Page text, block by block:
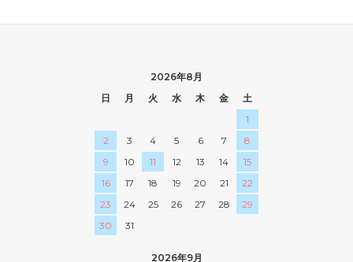
2026年8月
日
月 火 水 木 金
土
1
2
3 4 5 6 7
8
9
10 11 12 13 14
15
16
17 18 19 20 21
22
23
24 25 26 27 28
29
30
31
2026年9月